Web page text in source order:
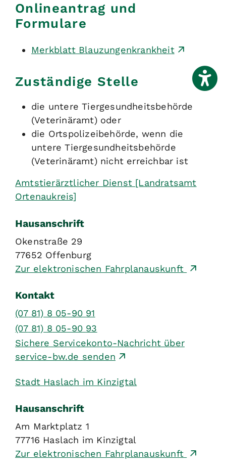
Onlineantrag und
Formulare
Merkblatt Blauzungenkrankheit
Zuständige Stelle
die untere Tiergesundheitsbehörde
(Veterinäramt) oder
die Ortspolizeibehörde, wenn die
untere Tiergesundheitsbehörde
(Veterinäramt) nicht erreichbar ist
Amtstierärztlicher Dienst [Landratsamt
Ortenaukreis]
Hausanschrift
Okenstraße 29
77652 Offenburg
Zur elektronischen Fahrplanauskunft
Kontakt
(07 81) 8 05-90 91
(07 81) 8 05-90 93
Sichere Servicekonto-Nachricht über
service-bw.de senden
Stadt Haslach im Kinzigtal
Hausanschrift
Am Marktplatz 1
77716 Haslach im Kinzigtal
Zur elektronischen Fahrplanauskunft